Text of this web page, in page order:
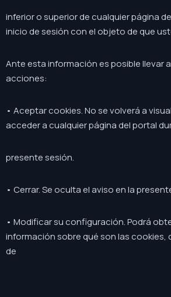
inferior o superior de cualquier página
inicio de sesión con el objeto de que
Ante esta información es posible llevar
acciones:
• Aceptar cookies. No se volverá a
acceder a cualquier página del portal
presente sesión.
• Cerrar. Se oculta el aviso en la
• Modificar su configuración. Podrá
información sobre qué son las cookies,
de